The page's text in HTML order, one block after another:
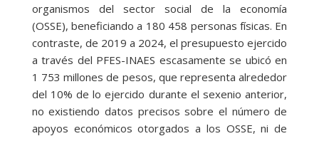
organismos del sector social de la economía
(OSSE), beneficiando a 180 458 personas físicas. En
contraste, de 2019 a 2024, el presupuesto ejercido
a través del PFES-INAES escasamente se ubicó en
1 753 millones de pesos, que representa alrededor
del 10% de lo ejercido durante el sexenio anterior,
no existiendo datos precisos sobre el número de
apoyos económicos otorgados a los OSSE, ni de